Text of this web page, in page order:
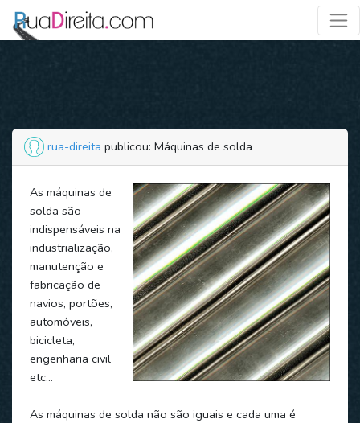
rua-direita publicou: Máquinas de solda
As máquinas de
solda são
indispensáveis na
industrialização,
manutenção e
fabricação de
navios, portões,
automóveis,
bicicleta,
engenharia civil
etc...
As máquinas de solda não são iguais e cada uma é